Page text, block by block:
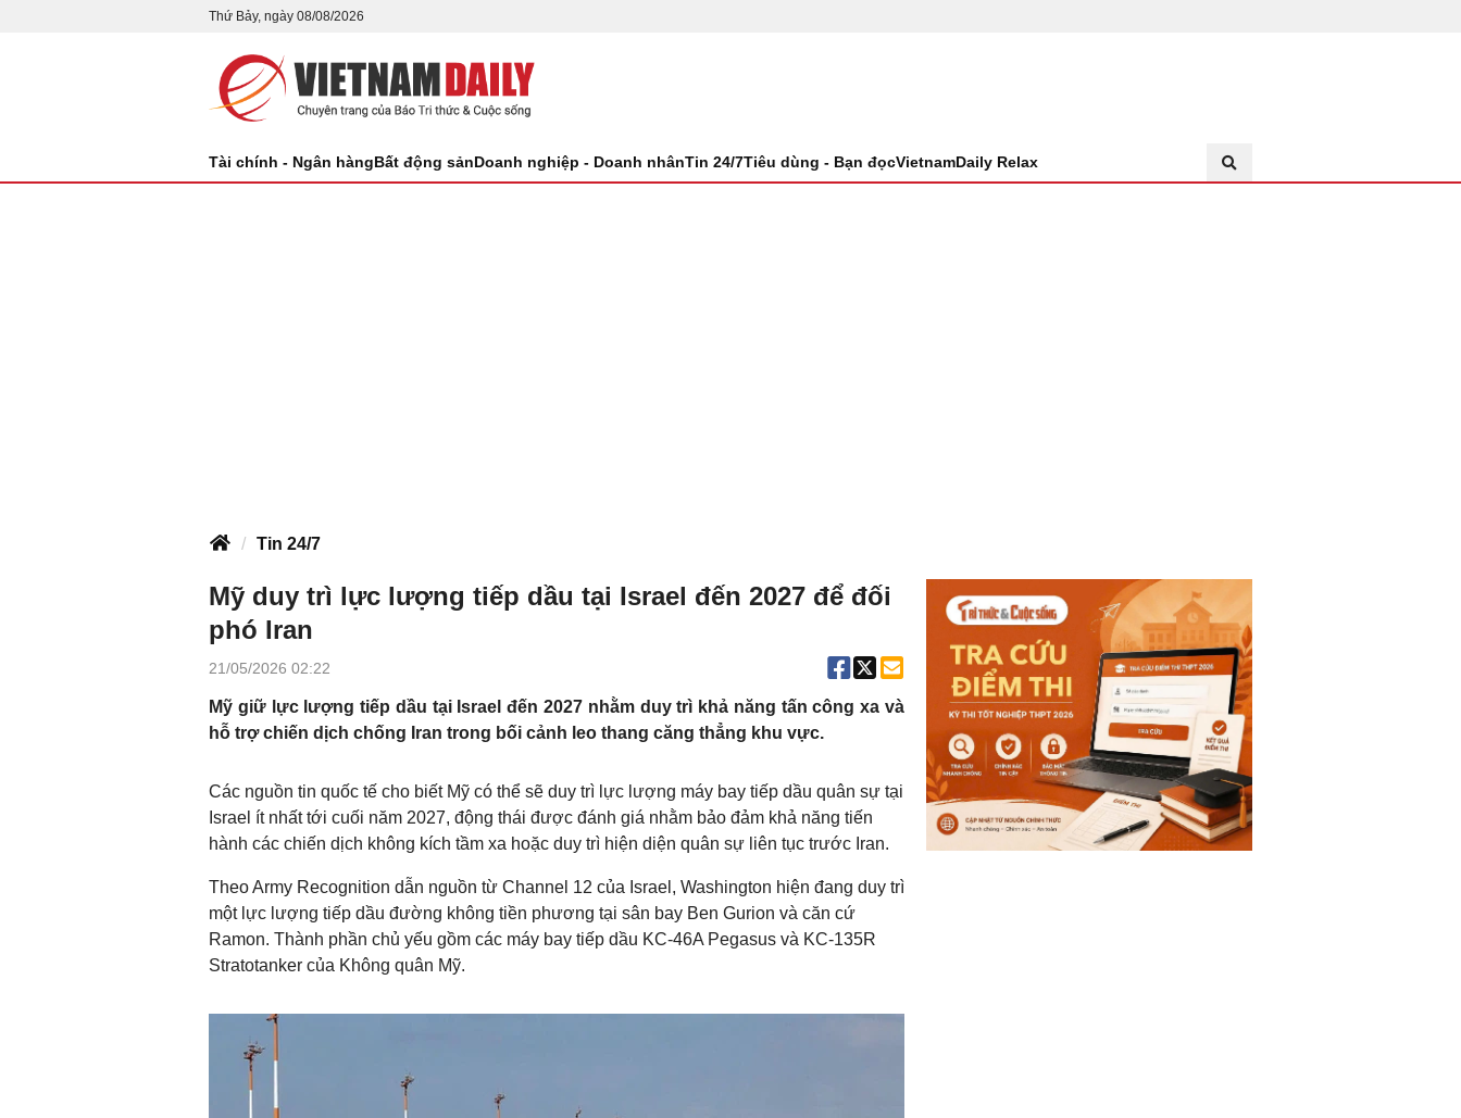
Thứ Bảy, ngày 08/08/2026
Tài chính - Ngân hàngBất động sảnDoanh nghiệp - Doanh nhânTin 24/7Tiêu dùng - Bạn đọcVietnamDaily Relax
Tin 24/7
Mỹ duy trì lực lượng tiếp dầu tại Israel đến 2027 để đối
phó Iran
21/05/2026 02:22
Mỹ giữ lực lượng tiếp dầu tại Israel đến 2027 nhằm duy trì khả năng tấn công xa và
hỗ trợ chiến dịch chống Iran trong bối cảnh leo thang căng thẳng khu vực.
Các nguồn tin quốc tế cho biết Mỹ có thể sẽ duy trì lực lượng máy bay tiếp dầu quân sự tại
Israel ít nhất tới cuối năm 2027, động thái được đánh giá nhằm bảo đảm khả năng tiến
hành các chiến dịch không kích tầm xa hoặc duy trì hiện diện quân sự liên tục trước Iran.
Theo Army Recognition dẫn nguồn từ Channel 12 của Israel, Washington hiện đang duy trì
một lực lượng tiếp dầu đường không tiền phương tại sân bay Ben Gurion và căn cứ
Ramon. Thành phần chủ yếu gồm các máy bay tiếp dầu KC-46A Pegasus và KC-135R
Stratotanker của Không quân Mỹ.